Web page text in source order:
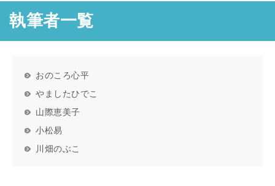
執筆者一覧
おのころ心平
やましたひでこ
山際恵美子
小松易
川畑のぶこ